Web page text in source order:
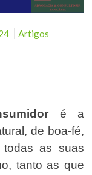
Artigos
é a
de boa-fé,
as suas
tanto as que